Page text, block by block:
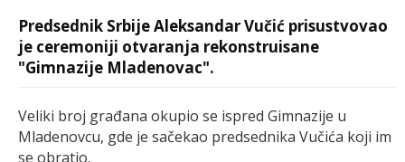
Predsednik Srbije Aleksandar Vučić prisustvovao
je ceremoniji otvaranja rekonstruisane
"Gimnazije Mladenovac".
Veliki broj građana okupio se ispred Gimnazije u
Mladenovcu, gde je sačekao predsednika Vučića koji im
se obratio.